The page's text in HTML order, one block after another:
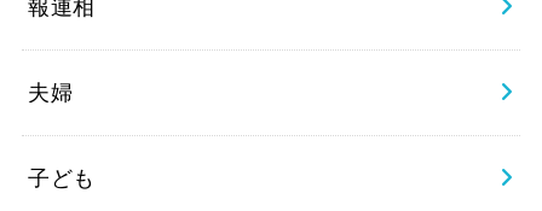
報連相
夫婦
子ども